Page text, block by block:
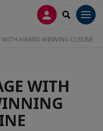
CONNEXION
WITH AWARD-WINNING CUISINE
WITH